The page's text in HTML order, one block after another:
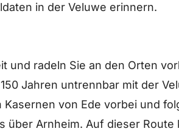
in der Veluwe erinnern.
und radeln Sie an den Orten
Jahren untrennbar mit der
Kasernen von Ede vorbei und
über Arnheim. Auf dieser Route